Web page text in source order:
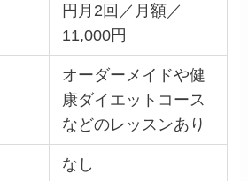
円月2回／月額／
11,000円
オーダーメイドや健
康ダイエットコース
などのレッスンあり
なし